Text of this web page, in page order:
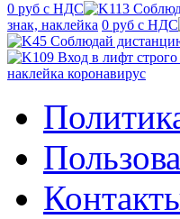
0 руб с НДС
знак, наклейка 0 руб с НДС
наклейка коронавирус